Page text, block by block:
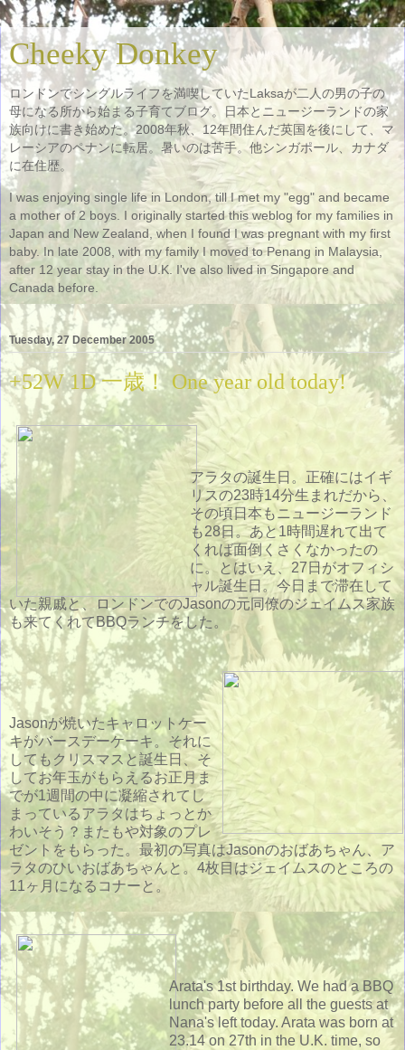
Cheeky Donkey
ロンドンでシングルライフを満喫していたLaksaが二人の男の子の
母になる所から始まる子育てブログ。日本とニュージーランドの家
族向けに書き始めた。2008年秋、12年間住んだ英国を後にして、マ
レーシアのペナンに転居。暑いのは苦手。他シンガポール、カナダ
に在住歴。
I was enjoying single life in London, till I met my "egg" and became
a mother of 2 boys. I originally started this weblog for my families in
Japan and New Zealand, when I found I was pregnant with my first
baby. In late 2008, with my family I moved to Penang in Malaysia,
after 12 year stay in the U.K. I've also lived in Singapore and
Canada before.
Tuesday, 27 December 2005
+52W 1D 一歳！ One year old today!
アラタの誕生日。正確にはイギ
リスの23時14分生まれだから、
その頃日本もニュージーランド
も28日。あと1時間遅れて出て
くれば面倒くさくなかったの
に。とはいえ、27日がオフィシ
ャル誕生日。今日まで滞在して
いた親戚と、ロンドンでのJasonの元同僚のジェイムス家族
も来てくれてBBQランチをした。
Jasonが焼いたキャロットケー
キがバースデーケーキ。それに
してもクリスマスと誕生日、そ
してお年玉がもらえるお正月ま
でが1週間の中に凝縮されてし
まっているアラタはちょっとか
わいそう？またもや対象のプレ
ゼントをもらった。最初の写真はJasonのおばあちゃん、ア
ラタのひいおばあちゃんと。4枚目はジェイムスのところの
11ヶ月になるコナーと。
Arata's 1st birthday. We had a BBQ
lunch party before all the guests at
Nana's left today. Arata was born at
23.14 on 27th in the U.K. time, so